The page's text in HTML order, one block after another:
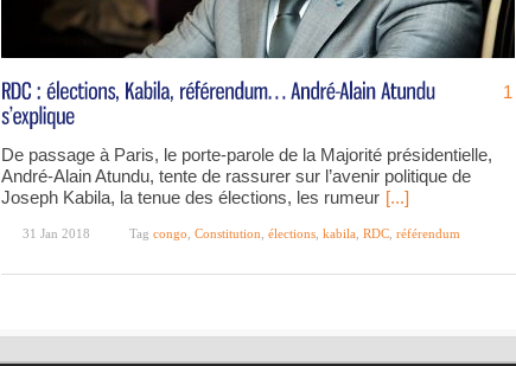
1
De passage à Paris, le porte-parole de la Majorité présidentielle,
André-Alain Atundu, tente de rassurer sur l’avenir politique de
Joseph Kabila, la tenue des élections, les rumeur [...]
31 Jan 2018 Tag congo Constitution élections kabila RDC référendum